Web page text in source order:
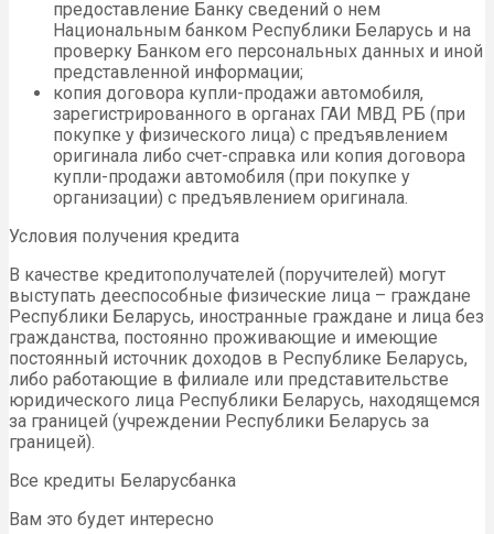
предоставление Банку сведений о нем
Национальным банком Республики Беларусь и на
проверку Банком его персональных данных и иной
представленной информации;
копия договора купли-продажи автомобиля,
зарегистрированного в органах ГАИ МВД РБ (при
покупке у физического лица) с предъявлением
оригинала либо счет-справка или копия договора
купли-продажи автомобиля (при покупке у
организации) с предъявлением оригинала.
Условия получения кредита
В качестве кредитополучателей (поручителей) могут
выступать дееспособные физические лица – граждане
Республики Беларусь, иностранные граждане и лица без
гражданства, постоянно проживающие и имеющие
постоянный источник доходов в Республике Беларусь,
либо работающие в филиале или представительстве
юридического лица Республики Беларусь, находящемся
за границей (учреждении Республики Беларусь за
границей).
Все кредиты Беларусбанка
Вам это будет интересно